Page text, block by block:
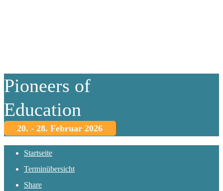
Pioneers of
Education
20. - 28. Februar 2026
Startseite
Terminübersicht
Share